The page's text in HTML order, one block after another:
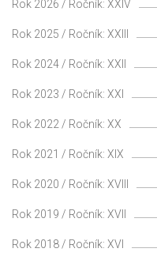
Rok 2026 / Ročník: XXIV
Rok 2025 / Ročník: XXIII
Rok 2024 / Ročník: XXII
Rok 2023 / Ročník: XXI
Rok 2022 / Ročník: XX
Rok 2021 / Ročník: XIX
Rok 2020 / Ročník: XVIII
Rok 2019 / Ročník: XVII
Rok 2018 / Ročník: XVI